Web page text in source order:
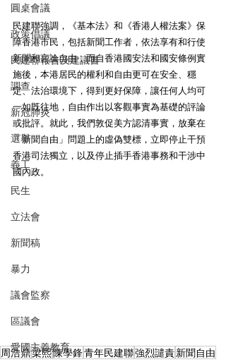
圓桌會議
政策倡議
民建聯報告及建議書
調查
新冠肺炎
選舉
義工
民生
立法會
新聞稿
暴力
議會監察
區議會
愛國主義教育
民建聯強調，《基本法》和《香港人權法案》保
障香港市民，包括新聞工作者，依法享有和行使
新聞和言論自由，而自香港國安法和國安條例實
施後，本港居民的權利和自由更可在安全、穩
定、法治環境下，得到更好保障，讓任何人均可
一如既往地，自由作出以客觀事實為基礎的評論
或批評。就此，我們敦促美方認清事實，放棄在
「新聞自由」問題上的虛偽雙標，立即停止干預
香港司法獨立，以及停止插手香港事務和干涉中
國內政。
周浩鼎梁熙陳學鋒青年民建聯強烈譴責新聞自由